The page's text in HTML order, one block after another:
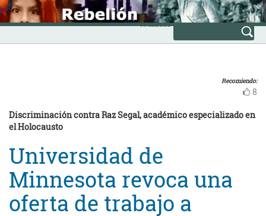
Skip
to
content
INICIO
Avanzada
Recomiendo:
8
Discriminación contra Raz Segal, académico especializado en
el Holocausto
Universidad de
Minnesota revoca una
oferta de trabajo a